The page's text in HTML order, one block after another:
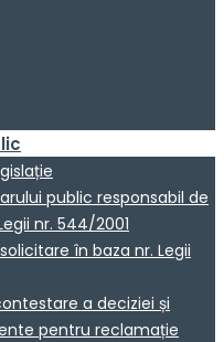
public responsabil de
nr. 544/2001
în baza nr. Legii
a deciziei și
pentru reclamație